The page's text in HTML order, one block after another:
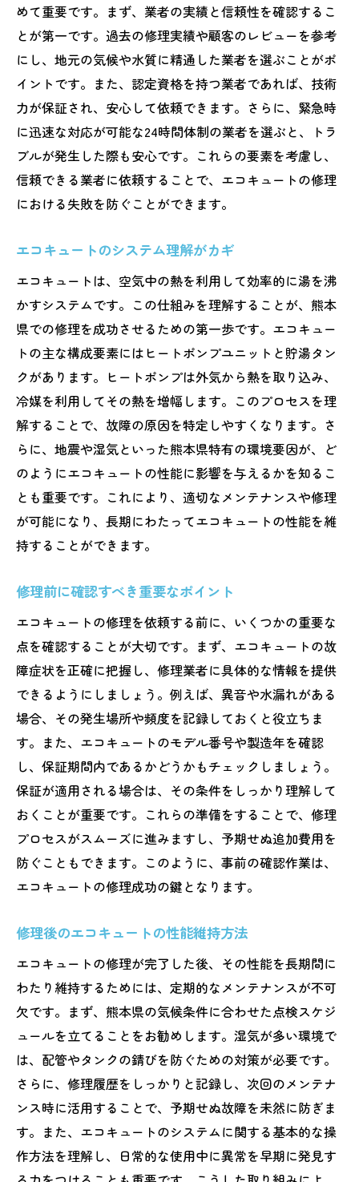
事前に把握すべき修理のリスク
修理後のフォローアップの重要性
熊本県での修理トラブルを避ける方法
エコキュート修理の信頼度を高めるには
エコキュート修理を熊本県で安心して進める
安心して依頼できる業者の選び方
修理中に注意すべき安全対策
トラブル発生時の緊急対応策
修理後の保証内容をしっかり確認
エコキュートの性能を最大限に活かす方法
熊本県でエコキュート修理業者を選ぶヒント
実績で見るエコキュート修理業者
口コミで信頼度をチェックする
修理業者の対応力を評価する基準
エコキュート修理の見積もり比較ポイント
アフターサービスの充実度を確認
エコキュート修理のプロを見極める方法
エコキュート修理の熊本県での注意点
修理前に把握すべき熊本県の特性
熊本県特有の修理トラブル事例
修理費用を抑えるための工夫
緊急時の迅速な対応方法を知る
エコキュート修理での安全確認事項
熊本県でエコキュートを修理する際のポイント
修理前に準備すべき物と情報
エコキュート修理のタイムラインを理解
修理後のアフターケアが重要な理由
熊本県での修理業者との円滑なコミュニケ
ーション
エコキュート修理で注意すべき契約内容
長持ちさせるための定期メンテナンス方法
めて重要です。まず、業者の実績と信頼性を確認するこ
とが第一です。過去の修理実績や顧客のレビューを参考
にし、地元の気候や水質に精通した業者を選ぶことがポ
イントです。また、認定資格を持つ業者であれば、技術
力が保証され、安心して依頼できます。さらに、緊急時
に迅速な対応が可能な24時間体制の業者を選ぶと、トラ
ブルが発生した際も安心です。これらの要素を考慮し、
信頼できる業者に依頼することで、エコキュートの修理
における失敗を防ぐことができます。
エコキュートのシステム理解がカギ
エコキュートは、空気中の熱を利用して効率的に湯を沸
かすシステムです。この仕組みを理解することが、熊本
県での修理を成功させるための第一歩です。エコキュー
トの主な構成要素にはヒートポンプユニットと貯湯タン
クがあります。ヒートポンプは外気から熱を取り込み、
冷媒を利用してその熱を増幅します。このプロセスを理
解することで、故障の原因を特定しやすくなります。さ
らに、地震や湿気といった熊本県特有の環境要因が、ど
のようにエコキュートの性能に影響を与えるかを知るこ
とも重要です。これにより、適切なメンテナンスや修理
が可能になり、長期にわたってエコキュートの性能を維
持することができます。
修理前に確認すべき重要なポイント
エコキュートの修理を依頼する前に、いくつかの重要な
点を確認することが大切です。まず、エコキュートの故
障症状を正確に把握し、修理業者に具体的な情報を提供
できるようにしましょう。例えば、異音や水漏れがある
場合、その発生場所や頻度を記録しておくと役立ちま
す。また、エコキュートのモデル番号や製造年を確認
し、保証期間内であるかどうかもチェックしましょう。
保証が適用される場合は、その条件をしっかり理解して
おくことが重要です。これらの準備をすることで、修理
プロセスがスムーズに進みますし、予期せぬ追加費用を
防ぐこともできます。このように、事前の確認作業は、
エコキュートの修理成功の鍵となります。
修理後のエコキュートの性能維持方法
エコキュートの修理が完了した後、その性能を長期間に
わたり維持するためには、定期的なメンテナンスが不可
欠です。まず、熊本県の気候条件に合わせた点検スケジ
ュールを立てることをお勧めします。湿気が多い環境で
は、配管やタンクの錆びを防ぐための対策が必要です。
さらに、修理履歴をしっかりと記録し、次回のメンテナ
ンス時に活用することで、予期せぬ故障を未然に防ぎま
す。また、エコキュートのシステムに関する基本的な操
作方法を理解し、日常的な使用中に異常を早期に発見す